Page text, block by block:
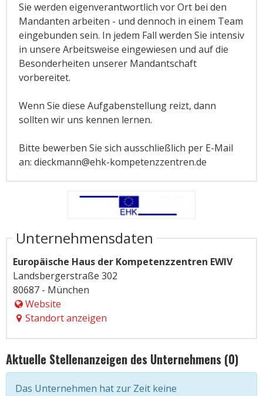
Sie werden eigenverantwortlich vor Ort bei den
Mandanten arbeiten - und dennoch in einem Team
eingebunden sein. In jedem Fall werden Sie intensiv
in unsere Arbeitsweise eingewiesen und auf die
Besonderheiten unserer Mandantschaft
vorbereitet.
Wenn Sie diese Aufgabenstellung reizt, dann
sollten wir uns kennen lernen.
Bitte bewerben Sie sich ausschließlich per E-Mail
an: dieckmann@ehk-kompetenzzentren.de
Unternehmensdaten
Europäische Haus der Kompetenzzentren EWIV
Landsbergerstraße 302
80687 - München
Website
Standort anzeigen
Aktuelle Stellenanzeigen des Unternehmens (0)
Das Unternehmen hat zur Zeit keine